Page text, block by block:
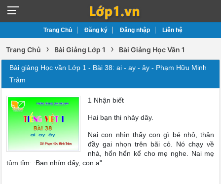
Trang Chủ Đăng ký Đăng nhập Liên hệ
Trang Chủ › Bài Giảng Lớp 1 › Bài Giảng Học Vần 1
Bài giảng Học vần Lớp 1 - Bài 38: ai - ay - ây - Phạm Hữu Minh
Trâm
1 Nhận biết
Hai bạn thi nhảy dây.
Nai con nhìn thấy con gì bé nhỏ, thân
đầy gai nhọn trên bãi cỏ. Nó chạy về
nhà, hổn hển kể cho mẹ nghe. Nai mẹ
tủm tỉm: :Bạn nhím đấy, con ạ"